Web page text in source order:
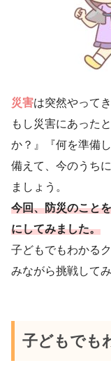
災害は突然やってき
もし災害にあった
か？』『何を準備
備えて、今のうち
ましょう。
今回、防災のこと
にしてみました。
子どもでもわかる
みながら挑戦してみ
子どもでも